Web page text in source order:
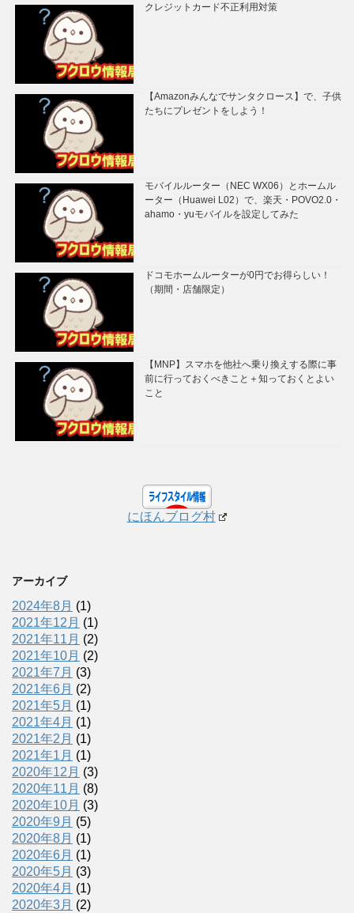
クレジットカード不正利用対策
【Amazonみんなでサンタクロース】で、子供
たちにプレゼントをしよう！
モバイルルーター（NEC WX06）とホームル
ーター（Huawei L02）で、楽天・POVO2.0・
ahamo・yuモバイルを設定してみた
ドコモホームルーターが0円でお得らしい！
（期間・店舗限定）
【MNP】スマホを他社へ乗り換えする際に事
前に行っておくべきこと＋知っておくとよい
こと
にほんブログ村
アーカイブ
2024年8月 (1)
2021年12月 (1)
2021年11月 (2)
2021年10月 (2)
2021年7月 (3)
2021年6月 (2)
2021年5月 (1)
2021年4月 (1)
2021年2月 (1)
2021年1月 (1)
2020年12月 (3)
2020年11月 (8)
2020年10月 (3)
2020年9月 (5)
2020年8月 (1)
2020年6月 (1)
2020年5月 (3)
2020年4月 (1)
2020年3月 (2)